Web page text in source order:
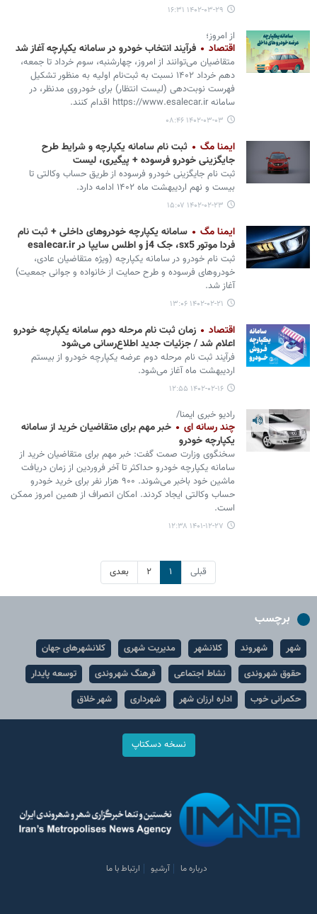
۱۴۰۲-۰۳-۲۹ ۱۶:۳۱
از امروز؛
اقتصاد فرآیند انتخاب خودرو در سامانه یکپارچه آغاز شد
متقاضیان می‌توانند از امروز، چهارشنبه، سوم خرداد تا جمعه،
دهم خرداد ۱۴۰۲ نسبت به ثبت‌نام اولیه به منظور تشکیل
فهرست نوبت‌دهی (لیست انتظار) برای خودروی مدنظر، در
سامانه https://www.esalecar.ir اقدام کنند.
۱۴۰۲-۰۳-۰۳ ۰۸:۴۶
ایمنا مگ
ثبت نام سامانه یکپارچه و شرایط طرح
جایگزینی خودرو فرسوده + پیگیری، لیست
ثبت نام جایگزینی خودرو فرسوده از طریق حساب وکالتی تا
بیست و نهم اردیبهشت ماه ۱۴۰۲ ادامه دارد.
۱۴۰۲-۰۲-۲۳ ۱۵:۰۷
ایمنا مگ
سامانه یکپارچه خودروهای داخلی + ثبت نام
فردا موتور sx5، جک j4 و اطلس سایپا در esalecar.ir
ثبت نام خودرو در سامانه یکپارچه (ویژه متقاضیان عادی،
خودروهای فرسوده و طرح حمایت از خانواده و جوانی جمعیت)
آغاز شد.
۱۴۰۲-۰۲-۲۱ ۱۳:۰۶
اقتصاد
زمان ثبت‌ نام مرحله دوم سامانه یکپارچه خودرو
اعلام شد / جزئیات جدید اطلاع‌رسانی می‌شود
فرآیند ثبت نام مرحله دوم عرضه یکپارچه خودرو از بیستم
اردیبهشت ماه آغاز می‌شود.
۱۴۰۲-۰۲-۱۶ ۱۲:۵۵
رادیو خبری ایمنا/
چند رسانه ای
خبر مهم برای متقاضیان خرید از سامانه
یکپارچه خودرو
سخنگوی وزارت صمت گفت: خبر مهم برای متقاضیان خرید از
سامانه یکپارچه خودرو حداکثر تا آخر فروردین از زمان دریافت
ماشین خود باخبر می‌شوند. ۹۰۰ هزار نفر برای خرید خودرو
حساب وکالتی ایجاد کردند. امکان انصراف از همین امروز ممکن
است.
۱۴۰۱-۱۲-۲۷ ۱۲:۳۸
قبلی ۱ ۲ بعدی
برچسب
شهر شهروند کلانشهر مدیریت شهری
کلانشهرهای جهان
حقوق شهروندی
نشاط اجتماعی فرهنگ شهروندی
توسعه پایدار
حکمرانی خوب
اداره ارزان شهر شهرداری شهر خلاق
نسخه دسکتاپ
درباره ما آرشیو ارتباط با ما